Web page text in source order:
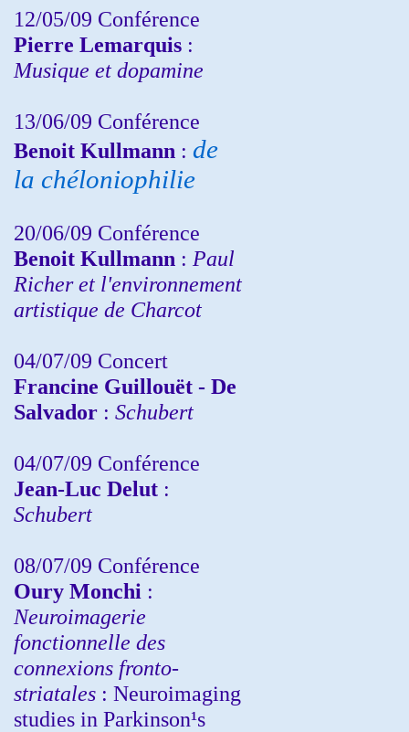
12/05/09 Conférence
Pierre Lemarquis :
Musique et dopamine
13/06/09 Conférence
Benoit Kullmann : de
la chéloniophilie
20/06/09 Conférence
Benoit Kullmann : Paul
Richer et l'environnement
artistique de Charcot
04/07/09 Concert
Francine Guillouët - De
Salvador : Schubert
04/07/09 Conférence
Jean-Luc Delut :
Schubert
08/07/09 Conférence
Oury Monchi :
Neuroimagerie
fonctionnelle des
connexions fronto-
striatales : Neuroimaging
studies in Parkinson¹s